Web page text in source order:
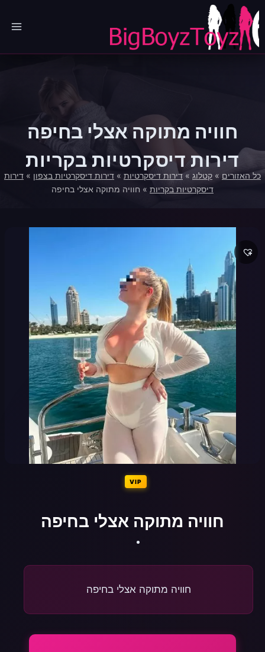
Skip
to
content
חוויה מתוקה אצלי בחיפה
דירות דיסקרטיות בקריות
כל האזורים » קטלוג »דירות דיסקרטיות » דירות דיסקרטיות בצפון » דירות
דיסקרטיות בקריות » חוויה מתוקה אצלי בחיפה
VIP
חוויה מתוקה אצלי בחיפה
חוויה מתוקה אצלי בחיפה